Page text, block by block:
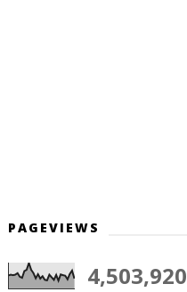
PAGEVIEWS
4,503,920